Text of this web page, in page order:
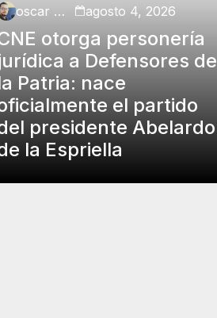
oscar charry
agosto 4, 2026
otorga personería
a Defensores de
Patria: nace
el partido
presidente Abelardo
la Espriella